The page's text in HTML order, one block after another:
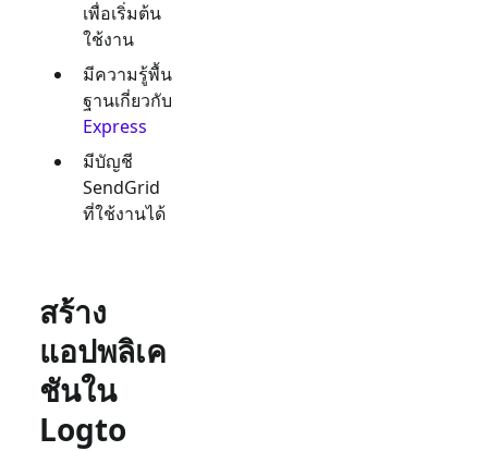
เพื่อเริ่มต้น
ใช้งาน
มีความรู้พื้น
ฐานเกี่ยวกับ
Express
มีบัญชี
SendGrid
ที่ใช้งานได้
สร้าง
แอปพลิเค
ชันใน
Logto